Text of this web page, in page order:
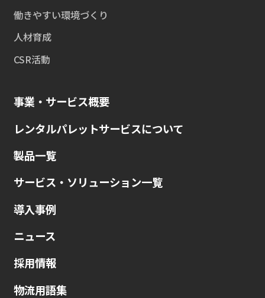
働きやすい環境づくり
人材育成
CSR活動
事業・サービス概要
レンタルパレットサービスについて
製品一覧
サービス・ソリューション一覧
導入事例
ニュース
採用情報
物流用語集